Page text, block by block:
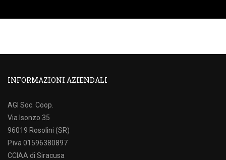
INFORMAZIONI AZIENDALI
AGI Soc. Coop.
Via Isonzo 35
96019 Rosolini (SR)
P.iva 01596380897
CCIAA di Siracusa